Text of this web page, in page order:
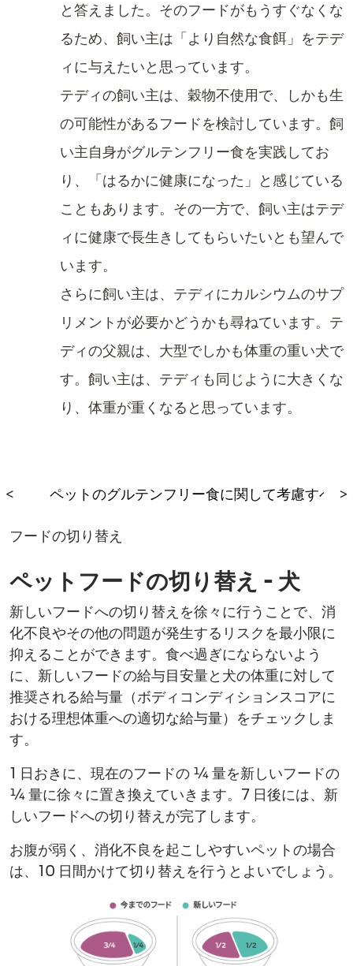
と答えました。そのフードがもうすぐなくな
るため、飼い主は「より自然な食餌」をテデ
ィに与えたいと思っています。
テディの飼い主は、穀物不使用で、しかも生
の可能性があるフードを検討しています。飼
い主自身がグルテンフリー食を実践してお
り、「はるかに健康になった」と感じている
こともあります。その一方で、飼い主はテデ
ィに健康で長生きしてもらいたいとも望んで
います。
さらに飼い主は、テディにカルシウムのサプ
リメントが必要かどうかも尋ねています。テ
ディの父親は、大型でしかも体重の重い犬で
す。飼い主は、テディも同じように大きくな
り、体重が重くなると思っています。
< >
ペットのグルテンフリー食に関して考慮すべき
フードの切り替え​
ペットフードの切り替え - 犬
新しいフードへの​切り替えを徐々に行うことで、消
化不良やその他の問題が発生するリスクを最小限に
抑えることができます。食べ過ぎにならないよう
に、新しいフードの給与目安量​と犬の体重に対して
推奨される給与量​（ボディコンディションスコアに
おける理想体重への適切な給与量​）をチェックしま
す。
1 日おきに、現在のフードの ¼ 量を新しいフードの
¼ 量に徐々に置き換えていきます。7 日後には、新
しいフードへの切り替えが完了します。
お腹が弱く、消化不良を起こしやすい​ペットの場合
は、10 日間かけて切り替えを行うとよいでしょう。